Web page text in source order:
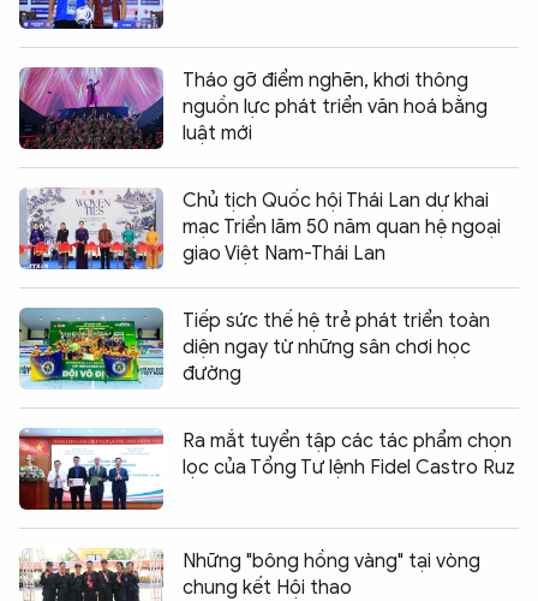
Tháo gỡ điểm nghẽn, khơi thông
nguồn lực phát triển văn hoá bằng
luật mới
Chủ tịch Quốc hội Thái Lan dự khai
mạc Triển lãm 50 năm quan hệ ngoại
giao Việt Nam-Thái Lan
Tiếp sức thế hệ trẻ phát triển toàn
diện ngay từ những sân chơi học
đường
Ra mắt tuyển tập các tác phẩm chọn
lọc của Tổng Tư lệnh Fidel Castro Ruz
Những "bông hồng vàng" tại vòng
chung kết Hội thao